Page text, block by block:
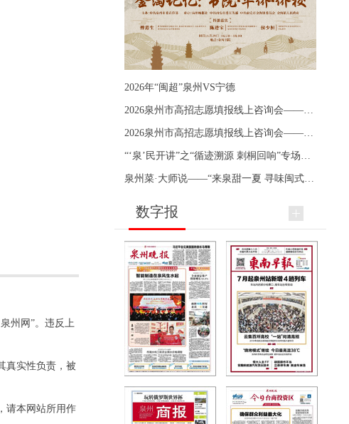
州网”。违反上
真实性负责，被
请本网站所用作
2026年“闽超”泉州VS宁德
数字报